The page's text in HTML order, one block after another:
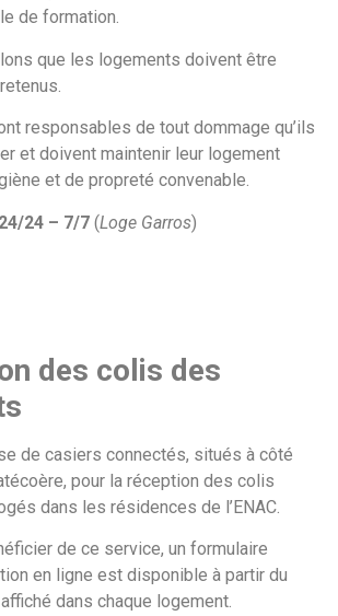
de formation.
que les logements doivent être
responsables de tout dommage qu’ils
et doivent maintenir leur logement
et de propreté convenable.
24 – 7/7 (Loge Garros)
des colis des
de casiers connectés, situés à côté
pour la réception des colis
dans les résidences de l’ENAC.
de ce service, un formulaire
en ligne est disponible à partir du
dans chaque logement.